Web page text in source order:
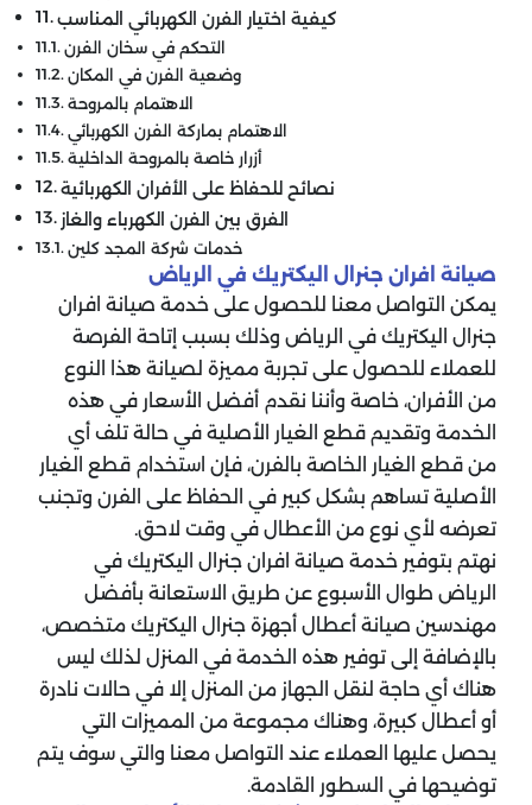
كيفية اختيار الفرن الكهربائي المناسب
التحكم في سخان الفرن
وضعية الفرن في المكان
الاهتمام بالمروحة
الاهتمام بماركة الفرن الكهربائي
أزرار خاصة بالمروحة الداخلية
نصائح للحفاظ على الأفران الكهربائية
الفرق بين الفرن الكهرباء والغاز
خدمات شركة المجد كلين
صيانة افران جنرال اليكتريك في الرياض
يمكن التواصل معنا للحصول على خدمة صيانة افران
جنرال اليكتريك في الرياض وذلك بسبب إتاحة الفرصة
للعملاء للحصول على تجربة مميزة لصيانة هذا النوع
من الأفران، خاصة وأننا نقدم أفضل الأسعار في هذه
الخدمة وتقديم قطع الغيار الأصلية في حالة تلف أي
من قطع الغيار الخاصة بالفرن، فإن استخدام قطع الغيار
الأصلية تساهم بشكل كبير في الحفاظ على الفرن وتجنب
تعرضه لأي نوع من الأعطال في وقت لاحق.
نهتم بتوفير خدمة صيانة افران جنرال اليكتريك في
الرياض طوال الأسبوع عن طريق الاستعانة بأفضل
مهندسين صيانة أعطال أجهزة جنرال اليكتريك متخصص،
بالإضافة إلى توفير هذه الخدمة في المنزل لذلك ليس
هناك أي حاجة لنقل الجهاز من المنزل إلا في حالات نادرة
أو أعطال كبيرة، وهناك مجموعة من المميزات التي
يحصل عليها العملاء عند التواصل معنا والتي سوف يتم
توضيحها في السطور القادمة.